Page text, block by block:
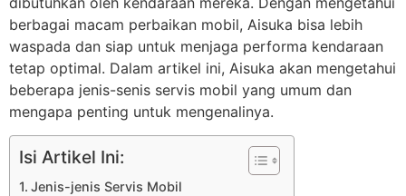
berbagai macam perbaikan mobil, Aisuka bisa lebih
waspada dan siap untuk menjaga performa kendaraan
tetap optimal. Dalam artikel ini, Aisuka akan mengetahui
beberapa jenis-senis servis mobil yang umum dan
mengapa penting untuk mengenalinya.
Isi Artikel Ini:
Jenis-jenis Servis Mobil